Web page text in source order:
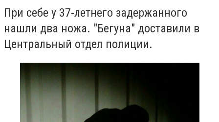
При себе у 37-летнего задержанного
нашли два ножа. "Бегуна" доставили в
Центральный отдел полиции.